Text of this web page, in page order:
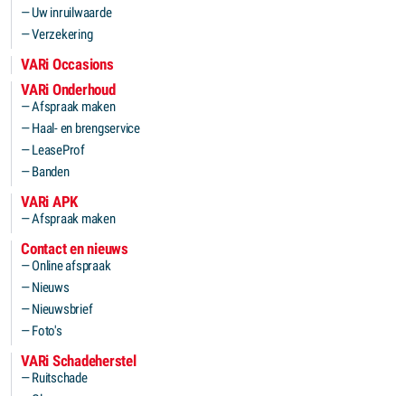
Uw inruilwaarde
Verzekering
VARi Occasions
VARi Onderhoud
Afspraak maken
Haal- en brengservice
LeaseProf
Banden
VARi APK
Afspraak maken
Contact en nieuws
Online afspraak
Nieuws
Nieuwsbrief
Foto's
VARi Schadeherstel
Ruitschade